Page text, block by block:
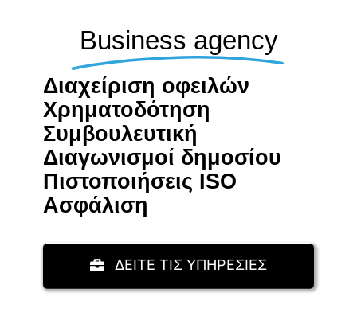
Business agency
Διαχείριση οφειλών
Χρηματοδότηση
Συμβουλευτική
Διαγωνισμοί δημοσίου
Πιστοποιήσεις ISO
Aσφάλιση
ΔΕΙΤΕ ΤΙΣ ΥΠΗΡΕΣΙΕΣ